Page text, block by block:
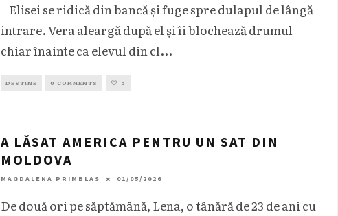
Elisei se ridică din bancă și fuge spre dulapul de lângă
intrare. Vera aleargă după el și îi blochează drumul
chiar înainte ca elevul din cl...
DESTINE 0 COMMENTS 5
A LĂSAT AMERICA PENTRU UN SAT DIN
MOLDOVA
MAGDALENA PRIMBLAS 01/05/2026
De două ori pe săptămână, Lena, o tânără de 23 de ani cu